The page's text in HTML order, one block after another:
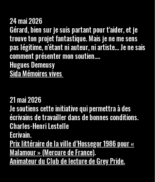
24 mai 2026​
Gérard, bien sur je suis partant pour t'aider, et je
trouve ton projet fantastique. Mais je ne me sens
pas légitime, n'étant ni auteur, ni artiste... Je ne sais
comment présenter mon soutien....
Hugues Demeusy
Sida Mémoires vives
21 mai 2026
Je soutiens cette initiative qui permettra à des
écrivains de travailler dans de bonnes conditions.
Charles-Henri Lestelle
Ecrivain.
Prix littéraire de la ville d’Hossegor 1986 pour «
Malamour » (Mercure de France).
Animateur du Club de lecture de Grey Pride.